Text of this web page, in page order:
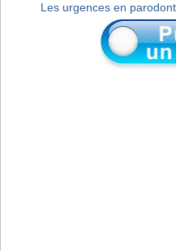
Les urgences en